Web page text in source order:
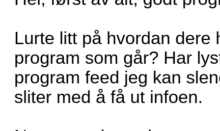
Lurte litt på hvordan dere
program som går? Har
program feed jeg kan
sliter med å få ut infoen.